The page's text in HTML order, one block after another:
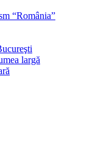
“România”
largă